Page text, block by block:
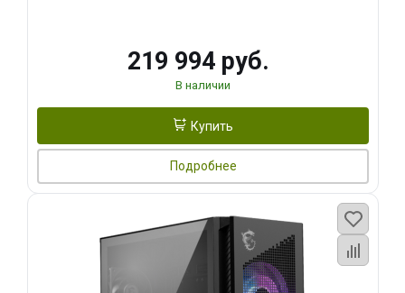
219 994 руб.
В наличии
Купить
Подробнее